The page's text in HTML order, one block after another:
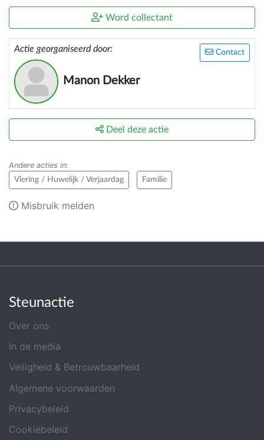
Word collectant
Contact
Actie georganiseerd door:
Manon Dekker
Deel deze actie
Andere acties in:
Viering / Huwelijk / Verjaardag Familie
Misbruik melden
Steunactie
Over ons
In de media
Veiligheid & Betrouwbaarheid
Algemene voorwaarden
Privacybeleid
Cookiebeleid